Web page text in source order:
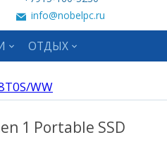
info@nobelpc.ru
ОТДЫХ
WW
1 Portable SSD